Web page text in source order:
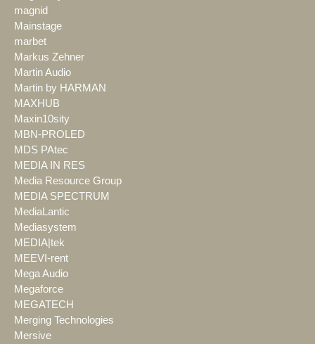
magnid
Mainstage
marbet
Markus Zehner
Martin Audio
Martin by HARMAN
MAXHUB
Maxin10sity
MBN-PROLED
MDS PAtec
MEDIA IN RES
Media Resource Group
MEDIA SPECTRUM
MediaLantic
Mediasystem
MEDIA|tek
MEEVI-rent
Mega Audio
Megaforce
MEGATECH
Merging Technologies
Mersive